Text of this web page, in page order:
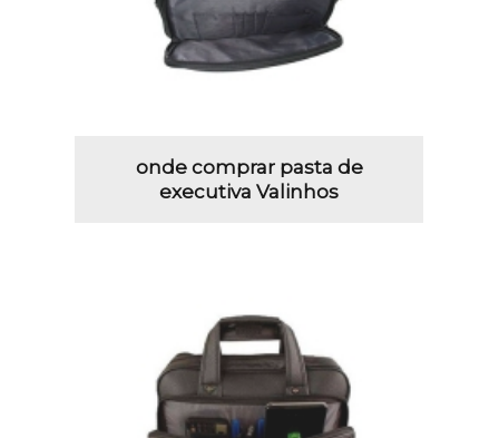
onde comprar pasta de
executiva Valinhos